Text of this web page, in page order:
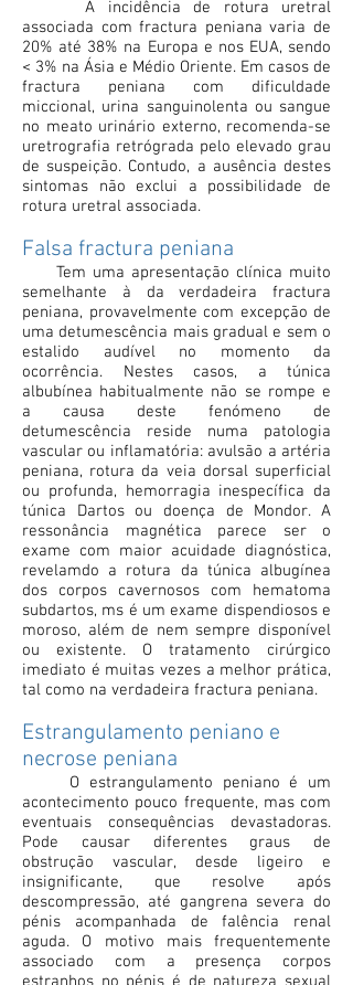
A incidência de rotura uretral
associada com fractura peniana varia de
20% até 38% na Europa e nos EUA, sendo
< 3% na Ásia e Médio Oriente. Em casos de
fractura peniana com dificuldade
miccional, urina sanguinolenta ou sangue
no meato urinário externo, recomenda-se
uretrografia retrógrada pelo elevado grau
de suspeição. Contudo, a ausência destes
sintomas não exclui a possibilidade de
rotura uretral associada.
Falsa fractura peniana
Tem uma apresentação clínica muito
semelhante à da verdadeira fractura
peniana, provavelmente com excepção de
uma detumescência mais gradual e sem o
estalido audível no momento da
ocorrência. Nestes casos, a túnica
albubínea habitualmente não se rompe e
a causa deste fenómeno de
detumescência reside numa patologia
vascular ou inflamatória: avulsão a artéria
peniana, rotura da veia dorsal superficial
ou profunda, hemorragia inespecífica da
túnica Dartos ou doença de Mondor. A
ressonância magnética parece ser o
exame com maior acuidade diagnóstica,
revelamdo a rotura da túnica albugínea
dos corpos cavernosos com hematoma
subdartos, ms é um exame dispendiosos e
moroso, além de nem sempre disponível
ou existente. O tratamento cirúrgico
imediato é muitas vezes a melhor prática,
tal como na verdadeira fractura peniana.
Estrangulamento peniano e
necrose peniana
O estrangulamento peniano é um
acontecimento pouco frequente, mas com
eventuais consequências devastadoras.
Pode causar diferentes graus de
obstrução vascular, desde ligeiro e
insignificante, que resolve após
descompressão, até gangrena severa do
pénis acompanhada de falência renal
aguda. O motivo mais frequentemente
associado com a presença corpos